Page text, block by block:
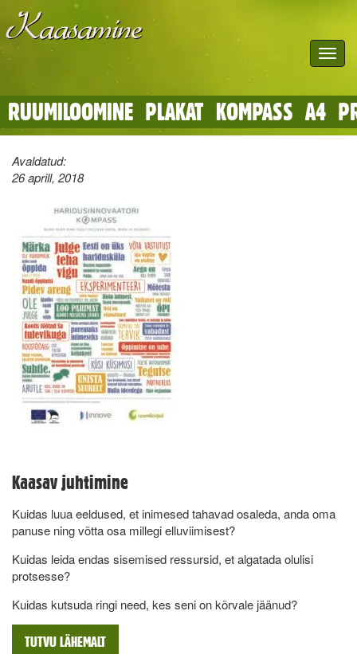
Toggle
Avaldatud:
26 aprill, 2018
Kaasav juhtimine
Kuidas luua eeldused, et inimesed tahavad osaleda, anda oma
panuse ning võtta osa millegi elluviimisest?
Kuidas leida endas sisemised ressursid, et algatada olulisi
protsesse?
Kuidas kutsuda ringi need, kes seni on kõrvale jäänud?
TUTVU LÄHEMALT